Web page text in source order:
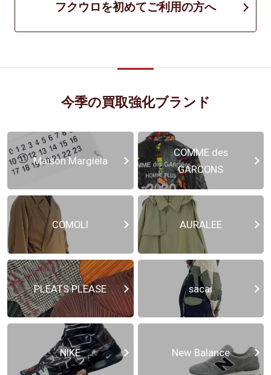
フクウロを初めてご利用の方へ
今季の買取強化ブランド
Maison Margiela
COMME des
GARCONS
COMOLI AURALEE
PLEATS PLEASE sacai
NIKE New Balance